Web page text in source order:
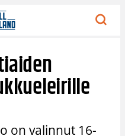
on valinnut 16-